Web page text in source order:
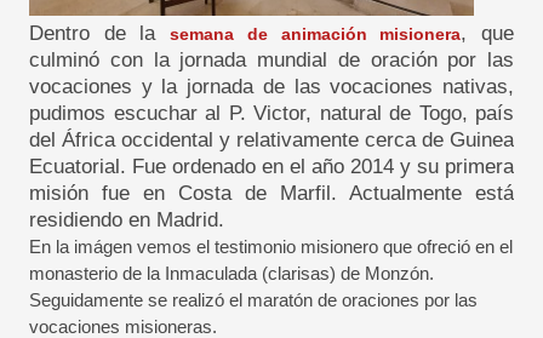
Dentro de lasemana de animación misionera, que
culminó con la jornada mundial de oración por las
vocaciones y la jornada de las vocaciones nativas,
pudimos escuchar al P. Victor, natural de Togo, país
del África occidental y relativamente cerca de Guinea
Ecuatorial. Fue ordenado en el año 2014 y su primera
misión fue en Costa de Marfil. Actualmente está
residiendo en Madrid.
En la imágen vemos el testimonio misionero que ofreció en el
monasterio de la Inmaculada (clarisas) de Monzón.
Seguidamente se realizó el maratón de oraciones por las
vocaciones misioneras.